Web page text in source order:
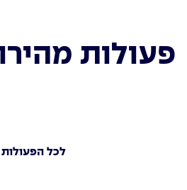
פעולות
לכל הפעולות